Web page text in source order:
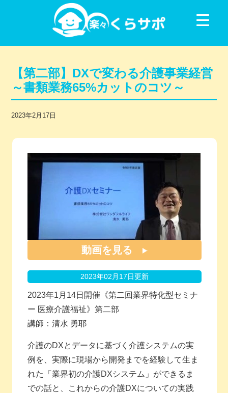
コンテンツに移動
【第二部】DXで変わる介護事業経営
～書類業務65%カットのコツ～
2023年2月17日
動画を見る
2023年02月17日更新
2023年1月14日開催《第二回業界特化型セミナ
ー 医療介護福祉》第二部
講師：清水 勇耶
介護のDXとデータに基づく介護システムの実
例を、実際に現場から開発までを経験して生ま
れた「業界初の介護DXシステム」ができるま
での話と、これからの介護DXについての実践